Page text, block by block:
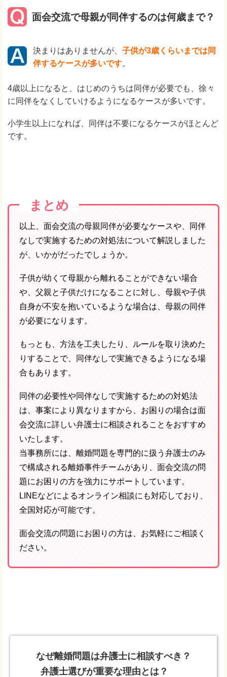
面会交流で母親が同伴するのは何歳まで？
決まりはありませんが、 子供が3歳くらいまでは同
伴するケースが多いです。
4歳以上になると、はじめのうちは同伴が必要でも、徐々
に同伴をなくしていけるようになるケースが多いです。
小学生以上になれば、同伴は不要になるケースがほとんど
です。
まとめ
以上、面会交流の母親同伴が必要なケースや、同伴
なしで実施するための対処法について解説しました
が、いかがだったでしょうか。
子供が幼くて母親から離れることができない場合
や、父親と子供だけになることに対し、母親や子供
自身が不安を抱いているような場合は、母親の同伴
が必要になります。
もっとも、方法を工夫したり、ルールを取り決めた
りすることで、同伴なしで実施できるようになる場
合もあります。
同伴の必要性や同伴なしで実施するための対処法
は、事案により異なりますから、お困りの場合は面
会交流に詳しい弁護士に相談されることをおすすめ
いたします。
当事務所には、離婚問題を専門的に扱う弁護士のみ
で構成される離婚事件チームがあり、面会交流の問
題にお困りの方を強力にサポートしています。
LINEなどによるオンライン相談にも対応しており、
全国対応が可能です。
面会交流の問題にお困りの方は、お気軽にご相談く
ださい。
なぜ離婚問題は弁護士に相談すべき？
弁護士選びが重要な理由とは？